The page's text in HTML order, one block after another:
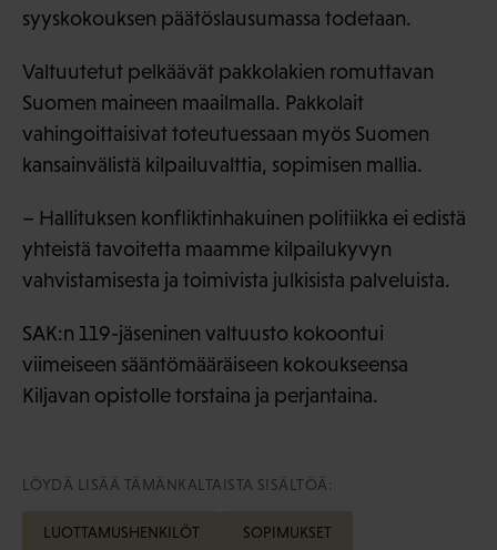
syyskokouksen päätöslausumassa todetaan.
Valtuutetut pelkäävät pakkolakien romuttavan
Suomen maineen maailmalla. Pakkolait
vahingoittaisivat toteutuessaan myös Suomen
kansainvälistä kilpailuvalttia, sopimisen mallia.
– Hallituksen konfliktinhakuinen politiikka ei edistä
yhteistä tavoitetta maamme kilpailukyvyn
vahvistamisesta ja toimivista julkisista palveluista.
SAK:n 119-jäseninen valtuusto kokoontui
viimeiseen sääntömääräiseen kokoukseensa
Kiljavan opistolle torstaina ja perjantaina.
LÖYDÄ LISÄÄ TÄMÄNKALTAISTA SISÄLTÖÄ:
LUOTTAMUSHENKILÖT SOPIMUKSET